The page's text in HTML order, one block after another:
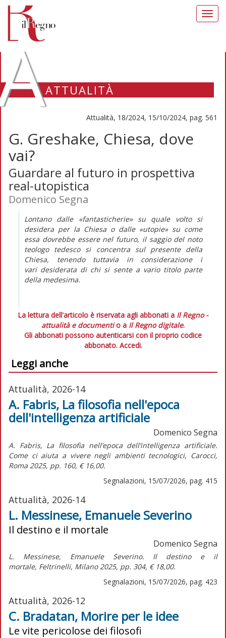
ATTUALITÀ
Attualità, 18/2024, 15/10/2024, pag. 561
G. Greshake, Chiesa, dove
vai?
Guardare al futuro in prospettiva
real-utopistica
Domenico Segna
Lontano dalle «fantasticherie» su quale volto si
desidera per la Chiesa o dalle «utopie» su come
essa dovrebbe essere nel futuro, il saggio del noto
teologo tedesco si concentra sul presente della
Chiesa, tenendo tuttavia in considerazione i
vari desiderata di chi si sente a vario titolo parte
della medesima.
La lettura dell'articolo è riservata agli abbonati a Il Regno -
attualità e documentio a Il Regno digitale.
Gli abbonati possono autenticarsi con il proprio codice
abbonato. Accedi.
Leggi anche
Attualità, 2026-14
A. Fabris, La filosofia nell'epoca
dell'intelligenza artificiale
Domenico Segna
A. Fabris, La filosofia nell’epoca dell’intelligenza artificiale.
Come ci aiuta a vivere negli ambienti tecnologici, Carocci,
Roma 2025, pp. 160, € 16,00.
Segnalazioni, 15/07/2026, pag. 415
Attualità, 2026-14
L. Messinese, Emanuele Severino
Il destino e il mortale
Domenico Segna
L. Messinese, Emanuele Severino. Il destino e il
mortale, Feltrinelli, Milano 2025, pp. 304, € 18,00.
Segnalazioni, 15/07/2026, pag. 423
Attualità, 2026-12
C. Bradatan, Morire per le idee
Le vite pericolose dei filosofi